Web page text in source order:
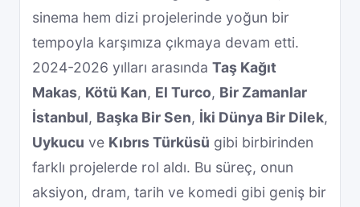
sinema hem dizi projelerinde yoğun bir
tempoyla karşımıza çıkmaya devam etti.
2024-2026 yılları arasında Taş Kağıt
Makas, Kötü Kan, El Turco, Bir Zamanlar
İstanbul, Başka Bir Sen, İki Dünya Bir Dilek,
Uykucu ve Kıbrıs Türküsü gibi birbirinden
farklı projelerde rol aldı. Bu süreç, onun
aksiyon, dram, tarih ve komedi gibi geniş bir